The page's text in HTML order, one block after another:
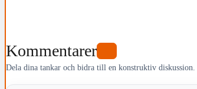
Kommentarer
Dela dina tankar och bidra till en konstruktiv diskussion.